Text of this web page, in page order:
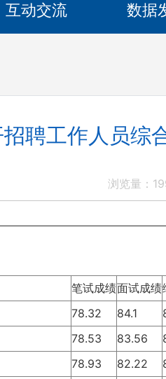
互动交流 数据
聘工作人员综
浏览量：
笔试成绩面试成绩
78.32 84.1
78.53 83.56
78.93 82.22